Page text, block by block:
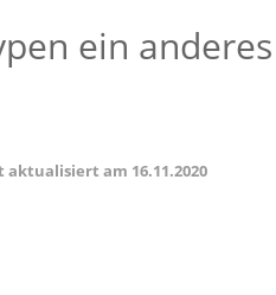
ein
aktualisiert am 16.11.2020